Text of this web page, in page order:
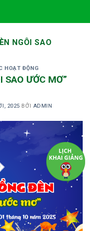
NGÔI SAO
HOẠT ĐỘNG
SAO ƯỚC MƠ”
2025 BỞI ADMIN